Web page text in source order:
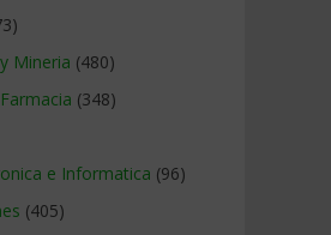
Mineria (480)
(348)
e Informatica (96)
(405)